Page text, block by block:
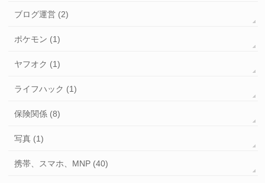
ブログ運営 (2)
ポケモン (1)
ヤフオク (1)
ライフハック (1)
保険関係 (8)
写真 (1)
携帯、スマホ、MNP (40)